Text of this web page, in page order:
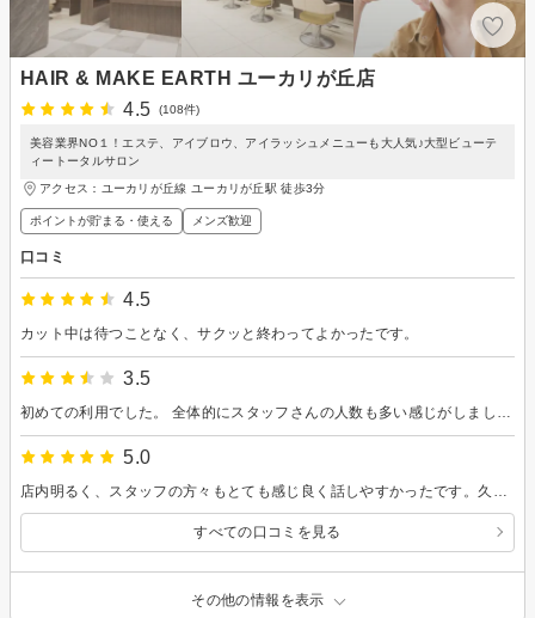
HAIR & MAKE EARTH ユーカリが丘店
4.5
(108件)
美容業界NO１！エステ、アイブロウ、アイラッシュメニューも大人気♪大型ビューテ
ィートータルサロン
アクセス：ユーカリが丘線 ユーカリが丘駅 徒歩3分
ポイントが貯まる・使える メンズ歓迎
口コミ
4.5
カット中は待つことなく、サクッと終わってよかったです。
3.5
5.0
すべての口コミを見る
その他の情報を表示